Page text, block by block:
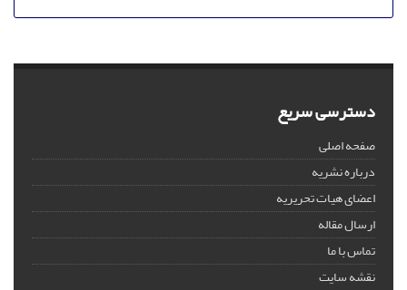
دسترسی سریع
صفحه اصلی
درباره نشریه
اعضای هیات تحریریه
ارسال مقاله
تماس با ما
نقشه سایت